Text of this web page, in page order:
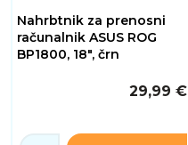
Nahrbtnik za prenosni
računalnik ASUS ROG
BP1800, 18", črn
29,99 €